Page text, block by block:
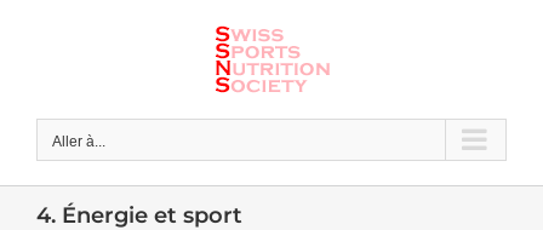
Aller à...
4. Énergie et sport